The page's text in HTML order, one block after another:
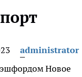
administrator
Новое